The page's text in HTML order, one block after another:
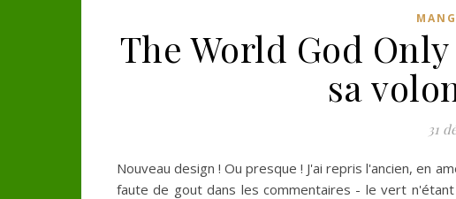
The World God
sa
31
Nouveau design ! Ou presque ! J'ai repris l'ancien, en
faute de gout dans les commentaires - le vert